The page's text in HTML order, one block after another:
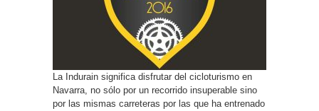
La Indurain significa disfrutar del cicloturismo en
Navarra, no sólo por un recorrido insuperable sino
por las mismas carreteras por las que ha entrenado